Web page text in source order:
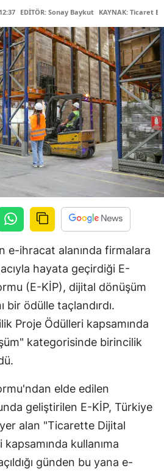
EDİTÖR: Sonay Baykut KAYNAK: Ticaret
e-ihracat alanında firmalara
hayata geçirdiği E-
(E-KİP), dijital dönüşüm
bir ödülle taçlandırdı.
Proje Ödülleri kapsamında
kategorisinde birincilik
elde edilen
geliştirilen E-KİP, Türkiye
alan "Ticarette Dijital
kullanıma
günden bu yana e-